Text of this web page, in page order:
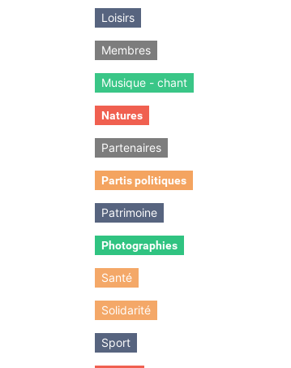
Loisirs
Membres
Musique - chant
Natures
Partenaires
Partis politiques
Patrimoine
Photographies
Santé
Solidarité
Sport